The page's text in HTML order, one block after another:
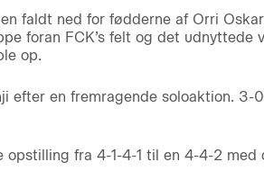
faldt ned for fødderne af Orri
foran FCK’s felt og det
op.
efter en fremragende soloaktion. 3-
fra 4-1-4-1 til en 4-4-2 med